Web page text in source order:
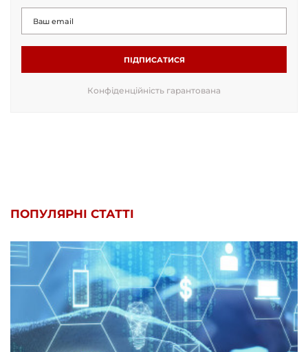
ПІДПИСАТИСЯ
Конфіденційність гарантована
ПОПУЛЯРНІ СТАТТІ